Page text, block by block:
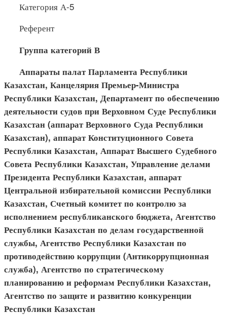
Категория А-5
Референт
Группа категорий В
Аппараты палат Парламента Республики
Казахстан, Канцелярия Премьер-Министра
Республики Казахстан, Департамент по обеспечению
деятельности судов при Верховном Суде Республики
Казахстан (аппарат Верховного Суда Республики
Казахстан), аппарат Конституционного Совета
Республики Казахстан, Аппарат Высшего Судебного
Совета Республики Казахстан, Управление делами
Президента Республики Казахстан, аппарат
Центральной избирательной комиссии Республики
Казахстан, Счетный комитет по контролю за
исполнением республиканского бюджета, Агентство
Республики Казахстан по делам государственной
службы, Агентство Республики Казахстан по
противодействию коррупции (Антикоррупционная
служба), Агентство по стратегическому
планированию и реформам Республики Казахстан,
Агентство по защите и развитию конкуренции
Республики Казахстан